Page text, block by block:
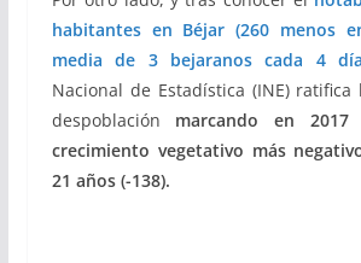
habitantes en Béjar (260 menos
media de 3 bejaranos cada 4
Nacional de Estadística (INE)
despoblación marcando en 2017
crecimiento vegetativo más
21 años (-138).